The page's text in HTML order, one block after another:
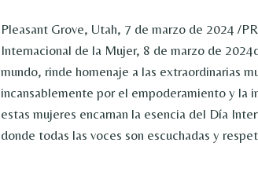
Pleasant Grove, Utah, 7 de marzo de 2024 /
Internacional de la Mujer, 8 de marzo de 2024
mundo, rinde homenaje a las extraordinarias
incansablemente por el empoderamiento y la
estas mujeres encarnan la esencia del Día
donde todas las voces son escuchadas y